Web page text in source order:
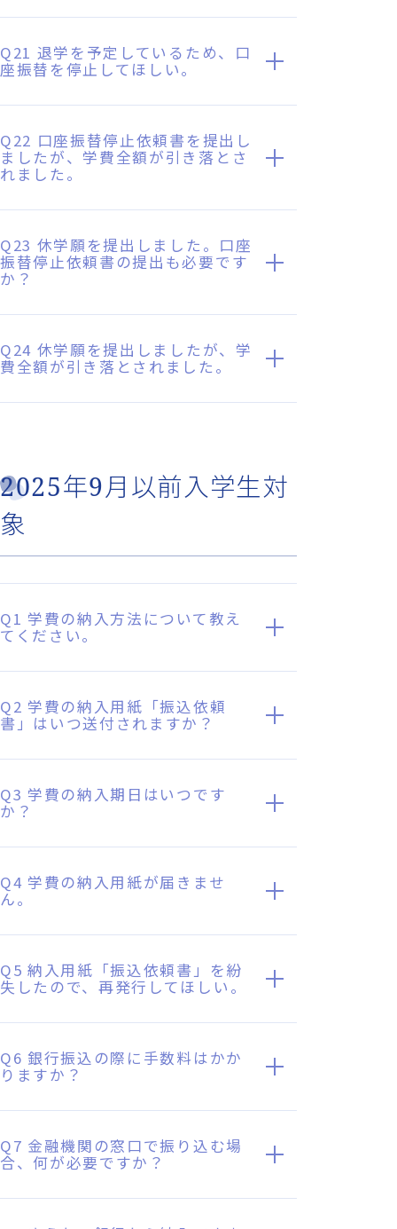
Q21 退学を予定しているため、口
座振替を停止してほしい。
Q22 口座振替停止依頼書を提出し
ましたが、学費全額が引き落とさ
れました。
Q23 休学願を提出しました。口座
振替停止依頼書の提出も必要です
か？
Q24 休学願を提出しましたが、学
費全額が引き落とされました。
2025年9月以前入学生対
象
Q1 学費の納入方法について教え
てください。
Q2 学費の納入用紙「振込依頼
書」はいつ送付されますか？
Q3 学費の納入期日はいつです
か？
Q4 学費の納入用紙が届きませ
ん。
Q5 納入用紙「振込依頼書」を紛
失したので、再発行してほしい。
Q6 銀行振込の際に手数料はかか
りますか？
Q7 金融機関の窓口で振り込む場
合、何が必要ですか？